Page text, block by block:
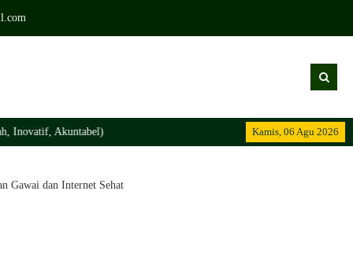
Kamis, 06 Agu 2026
Akuntabel)
Gawai dan Internet Sehat